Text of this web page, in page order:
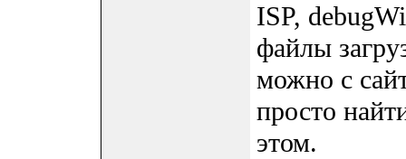
ISP,
файлы
можно с
просто
этом.